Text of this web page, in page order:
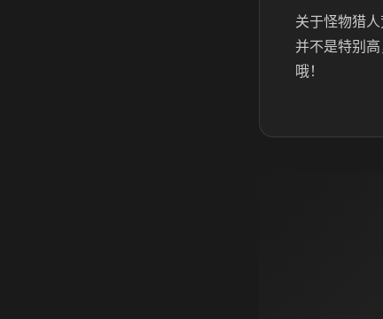
关于怪物猎
并不是特别
哦！